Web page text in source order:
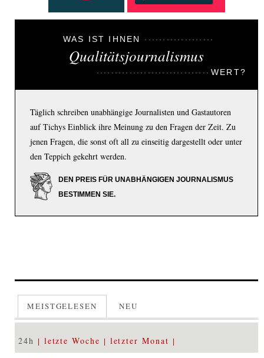
WAS IST IHNEN
Qualitätsjournalismus
WERT?
Täglich schreiben unabhängige Journalisten und Gastautoren
auf Tichys Einblick ihre Meinung zu den Fragen der Zeit. Zu
jenen Fragen, die sonst oft all zu einseitig dargestellt oder unter
den Teppich gekehrt werden.
DEN PREIS FÜR UNABHÄNGIGEN JOURNALISMUS
BESTIMMEN SIE.
MEISTGELESEN NEU
24h letzte Woche letzter Monat